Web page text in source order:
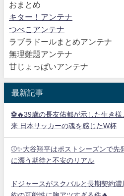
おまとめ
キター！アンテナ
つべこアンテナ
ラブラドールまとめアンテナ
無理難題アンテナ
甘じょっぱいアンテナ
最新記事
⚽🔥39歳の長友佑都が示した生き
来 日本サッカーの魂を感じたW杯
⚾✨大谷翔平はポストシーズンで先
に漂う期待と不安のリアル
ドジャースがスクバルと長期契約